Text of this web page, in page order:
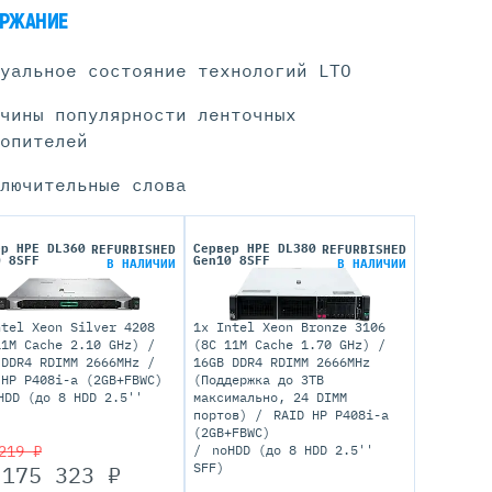
Серверы С GPU
С GPU NVIDIA
С GPU AMD
С 2 GPU
С 4 GPU
С 8 GPU
состояние технологий LTO
популярности ленточных
слова
HPE DL360
8SFF
REFURBISHED
В НАЛИЧИИ
Xeon Silver 4208
Cache 2.10 GHz)
RDIMM 2666MHz
P408i-a (2GB+FBWC)
(до 8 HDD 2.5''
₽
175 323 ₽
Сервер HPE DL380
Gen10 8SFF
REFURBISHED
В НАЛИЧИИ
1x Intel Xeon Bronze 3106
(8C 11M Cache 1.70 GHz)
16GB DDR4 RDIMM 2666MHz
(Поддержка до 3TB
максимально, 24 DIMM
портов)
RAID HP P408i-a
(2GB+FBWC)
noHDD (до 8 HDD 2.5''
SFF)